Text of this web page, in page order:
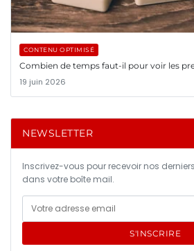
CONTENU OPTIMISÉ
Combien de temps faut-il pour voir les
19 juin 2026
NEWSLETTER
Inscrivez-vous pour recevoir nos
dans votre boîte mail.
S'INSCRIRE